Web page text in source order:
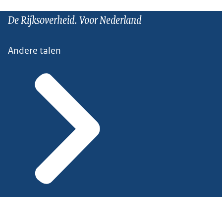
De Rijksoverheid. Voor Nederland
Andere talen